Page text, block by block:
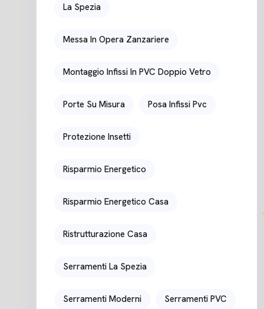
La Spezia
Messa In Opera Zanzariere
Montaggio Infissi In PVC Doppio Vetro
Porte Su Misura Posa Infissi Pvc
Protezione Insetti
Risparmio Energetico
Risparmio Energetico Casa
Ristrutturazione Casa
Serramenti La Spezia
Serramenti Moderni Serramenti PVC